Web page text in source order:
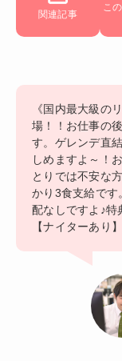
関連記事
こ
《国内最大級の
場！！お仕事の
す。ゲレンデ直
しめますよ～！
とりでは不安な
かり3食支給です
配なしですよ♪特
【ナイターあり